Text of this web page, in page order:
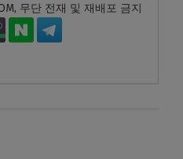
무단 전재 및 재배포 금지